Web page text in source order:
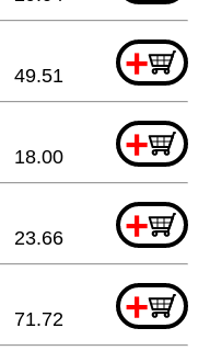
+
49.51
+
18.00
+
23.66
+
71.72